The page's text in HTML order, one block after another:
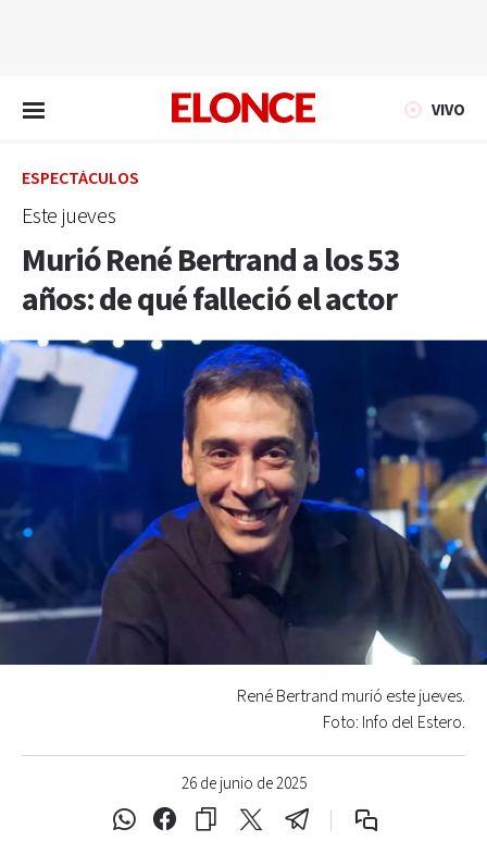
VIVO
ESPECTÁCULOS
Este jueves
Murió René Bertrand a los 53
años: de qué falleció el actor
26 de junio de 2025
René Bertrand murió este jueves.
Foto: Info del Estero.